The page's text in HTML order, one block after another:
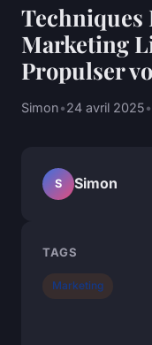
Techniques
Marketing
Propulser
Simon•24 avril 2025•
S Simon
TAGS
Marketing